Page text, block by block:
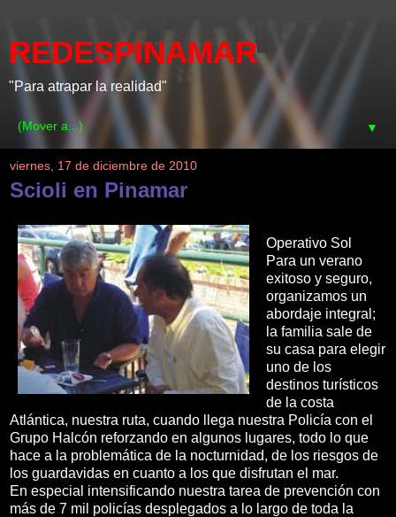
REDESPINAMAR
"Para atrapar la realidad"
▼
viernes, 17 de diciembre de 2010
Scioli en Pinamar
Operativo Sol
Para un verano
exitoso y seguro,
organizamos un
abordaje integral;
la familia sale de
su casa para elegir
uno de los
destinos turísticos
de la costa
Atlántica, nuestra ruta, cuando llega nuestra Policía con el
Grupo Halcón reforzando en algunos lugares, todo lo que
hace a la problemática de la nocturnidad, de los riesgos de
los guardavidas en cuanto a los que disfrutan el mar.
En especial intensificando nuestra tarea de prevención con
más de 7 mil policías desplegados a lo largo de toda la